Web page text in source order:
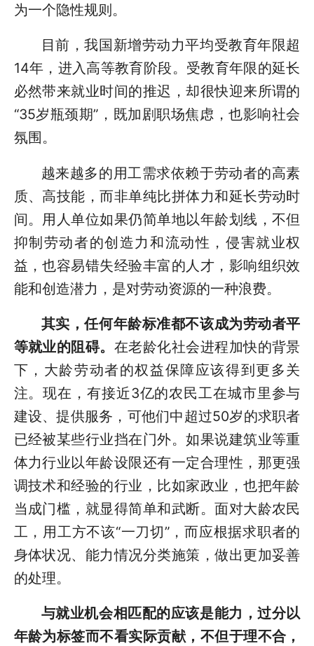
为一个隐性规则。
目前，我国新增劳动力平均受教育年限超
14年，进入高等教育阶段。受教育年限的延长
必然带来就业时间的推迟，却很快迎来所谓的
“35岁瓶颈期”，既加剧职场焦虑，也影响社会
氛围。
越来越多的用工需求依赖于劳动者的高素
质、高技能，而非单纯比拼体力和延长劳动时
间。用人单位如果仍简单地以年龄划线，不但
抑制劳动者的创造力和流动性，侵害就业权
益，也容易错失经验丰富的人才，影响组织效
能和创造潜力，是对劳动资源的一种浪费。
其实，任何年龄标准都不该成为劳动者平
等就业的阻碍。 在老龄化社会进程加快的背景
下，大龄劳动者的权益保障应该得到更多关
注。现在，有接近3亿的农民工在城市里参与
建设、提供服务，可他们中超过50岁的求职者
已经被某些行业挡在门外。如果说建筑业等重
体力行业以年龄设限还有一定合理性，那更强
调技术和经验的行业，比如家政业，也把年龄
当成门槛，就显得简单和武断。面对大龄农民
工，用工方不该“一刀切”，而应根据求职者的
身体状况、能力情况分类施策，做出更加妥善
的处理。
与就业机会相匹配的应该是能力，过分以
年龄为标签而不看实际贡献，不但于理不合，